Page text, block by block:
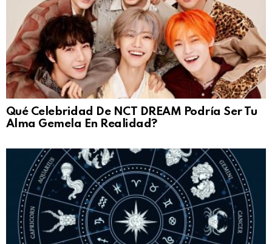
Qué Celebridad De NCT DREAM Podría Ser Tu
Alma Gemela En Realidad?